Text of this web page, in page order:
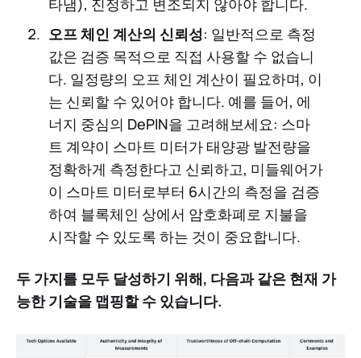
타냄), 진정하고 변조되지 않아야 합니다.
오프 체인 계산의 신뢰성: 일반적으로 측정
값은 검증 목적으로 직접 사용할 수 없습니
다. 일정량의 오프 체인 계산이 필요하며, 이
는 신뢰할 수 있어야 합니다. 예를 들어, 에
너지 중심의 DePIN을 고려해보세요: 스마
트 계약이 스마트 미터가 태양광 발전량을
정확하게 측정한다고 신뢰하고, 미들웨어가
이 스마트 미터로부터 6시간의 측정을 검증
하여 블록체인 상에서 암호화폐로 지불을
시작할 수 있도록 하는 것이 중요합니다.
두 가지를 모두 달성하기 위해, 다음과 같은 현재 가
능한 기술을 맵핑할 수 있습니다.